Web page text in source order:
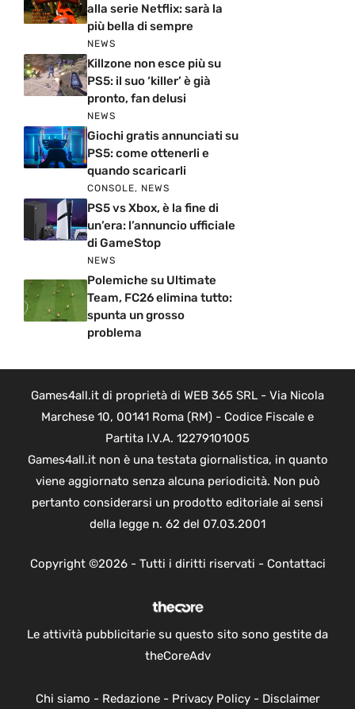
alla serie Netflix: sarà la
più bella di sempre
NEWS
Killzone non esce più su
PS5: il suo ‘killer’ è già
pronto, fan delusi
NEWS
Giochi gratis annunciati su
PS5: come ottenerli e
quando scaricarli
CONSOLE, NEWS
PS5 vs Xbox, è la fine di
un’era: l’annuncio ufficiale
di GameStop
NEWS
Polemiche su Ultimate
Team, FC26 elimina tutto:
spunta un grosso
problema
Games4all.it di proprietà di WEB 365 SRL - Via Nicola
Marchese 10, 00141 Roma (RM) - Codice Fiscale e
Partita I.V.A. 12279101005
Games4all.it non è una testata giornalistica, in quanto
viene aggiornato senza alcuna periodicità. Non può
pertanto considerarsi un prodotto editoriale ai sensi
della legge n. 62 del 07.03.2001
Copyright ©2026 - Tutti i diritti riservati - Contattaci
Le attività pubblicitarie su questo sito sono gestite da
theCoreAdv
Chi siamo - Redazione- Privacy Policy- Disclaimer